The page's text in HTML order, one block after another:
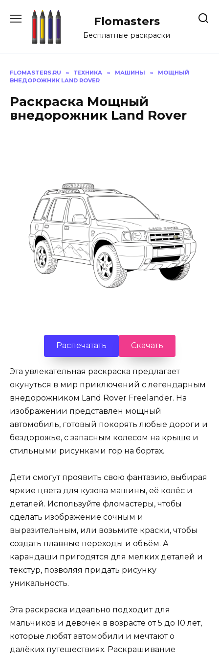
Flomasters
Бесплатные раскраски
FLOMASTERS.RU » ТЕХНИКА » МАШИНЫ »
МОЩНЫЙ
ВНЕДОРОЖНИК LAND ROVER
Раскраска Мощный
внедорожник Land Rover
Распечатать Скачать
Эта увлекательная раскраска предлагает
окунуться в мир приключений с легендарным
внедорожником Land Rover Freelander. На
изображении представлен мощный
автомобиль, готовый покорять любые дороги и
бездорожье, с запасным колесом на крыше и
стильными рисунками гор на бортах.
Дети смогут проявить свою фантазию, выбирая
яркие цвета для кузова машины, её колёс и
деталей. Используйте фломастеры, чтобы
сделать изображение сочным и
выразительным, или возьмите краски, чтобы
создать плавные переходы и объём. А
карандаши пригодятся для мелких деталей и
текстур, позволяя придать рисунку
уникальность.
Эта раскраска идеально подходит для
мальчиков и девочек в возрасте от 5 до 10 лет,
которые любят автомобили и мечтают о
далёких путешествиях. Раскрашивание